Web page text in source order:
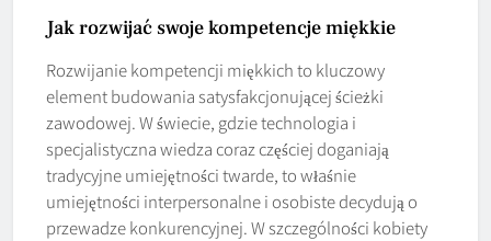
Jak rozwijać swoje kompetencje miękkie
Rozwijanie kompetencji miękkich to kluczowy
element budowania satysfakcjonującej ścieżki
zawodowej. W świecie, gdzie technologia i
specjalistyczna wiedza coraz częściej doganiają
tradycyjne umiejętności twarde, to właśnie
umiejętności interpersonalne i osobiste decydują o
przewadze konkurencyjnej. W szczególności kobiety